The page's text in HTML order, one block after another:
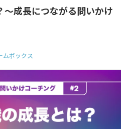
〜成長につながる問いかけ
ムボックス